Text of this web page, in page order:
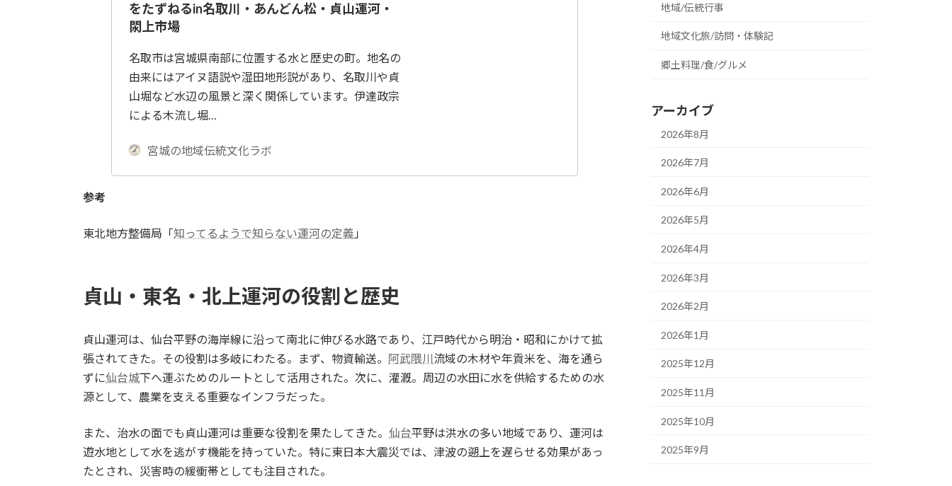
をたずねるin名取川・あんどん松・貞山運河・
閖上市場
名取市は宮城県南部に位置する水と歴史の町。地名の
由来にはアイヌ語説や湿田地形説があり、名取川や貞
山堀など水辺の風景と深く関係しています。伊達政宗
による木流し堀…
宮城の地域伝統文化ラボ
参考
東北地方整備局「知ってるようで知らない運河の定義 」
貞山・東名・北上運河の役割と歴史
貞山運河は、仙台平野の海岸線に沿って南北に伸びる水路であり、江戸時代から明治・昭和にかけて拡
張されてきた。その役割は多岐にわたる。まず、物資輸送。 阿武隈川 流域の木材や年貢米を、海を通ら
ずに仙台城下へ運ぶためのルートとして活用された。次に、灌漑。周辺の水田に水を供給するための水
源として、農業を支える重要なインフラだった。
また、治水の面でも貞山運河は重要な役割を果たしてきた。 仙台平野は洪水の多い地域であり、運河は
遊水地として水を逃がす機能を持っていた。特に東日本大震災では、津波の遡上を遅らせる効果があっ
たとされ、災害時の緩衝帯としても注目された。
地域/伝統行事
地域文化旅/訪問・体験記
郷土料理/食/グルメ
アーカイブ
2026年8月
2026年7月
2026年6月
2026年5月
2026年4月
2026年3月
2026年2月
2026年1月
2025年12月
2025年11月
2025年10月
2025年9月